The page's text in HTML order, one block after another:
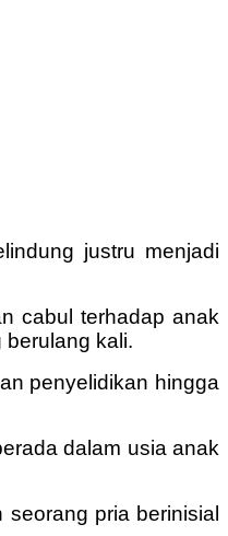
justru menjadi
cabul terhadap anak
kali.
penyelidikan hingga
dalam usia anak
pria berinisial